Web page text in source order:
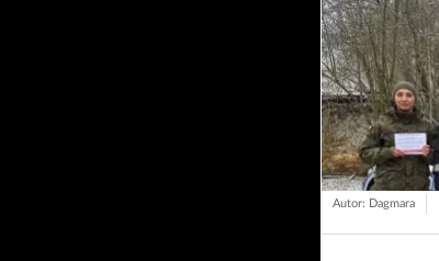
Autor: Dagmara